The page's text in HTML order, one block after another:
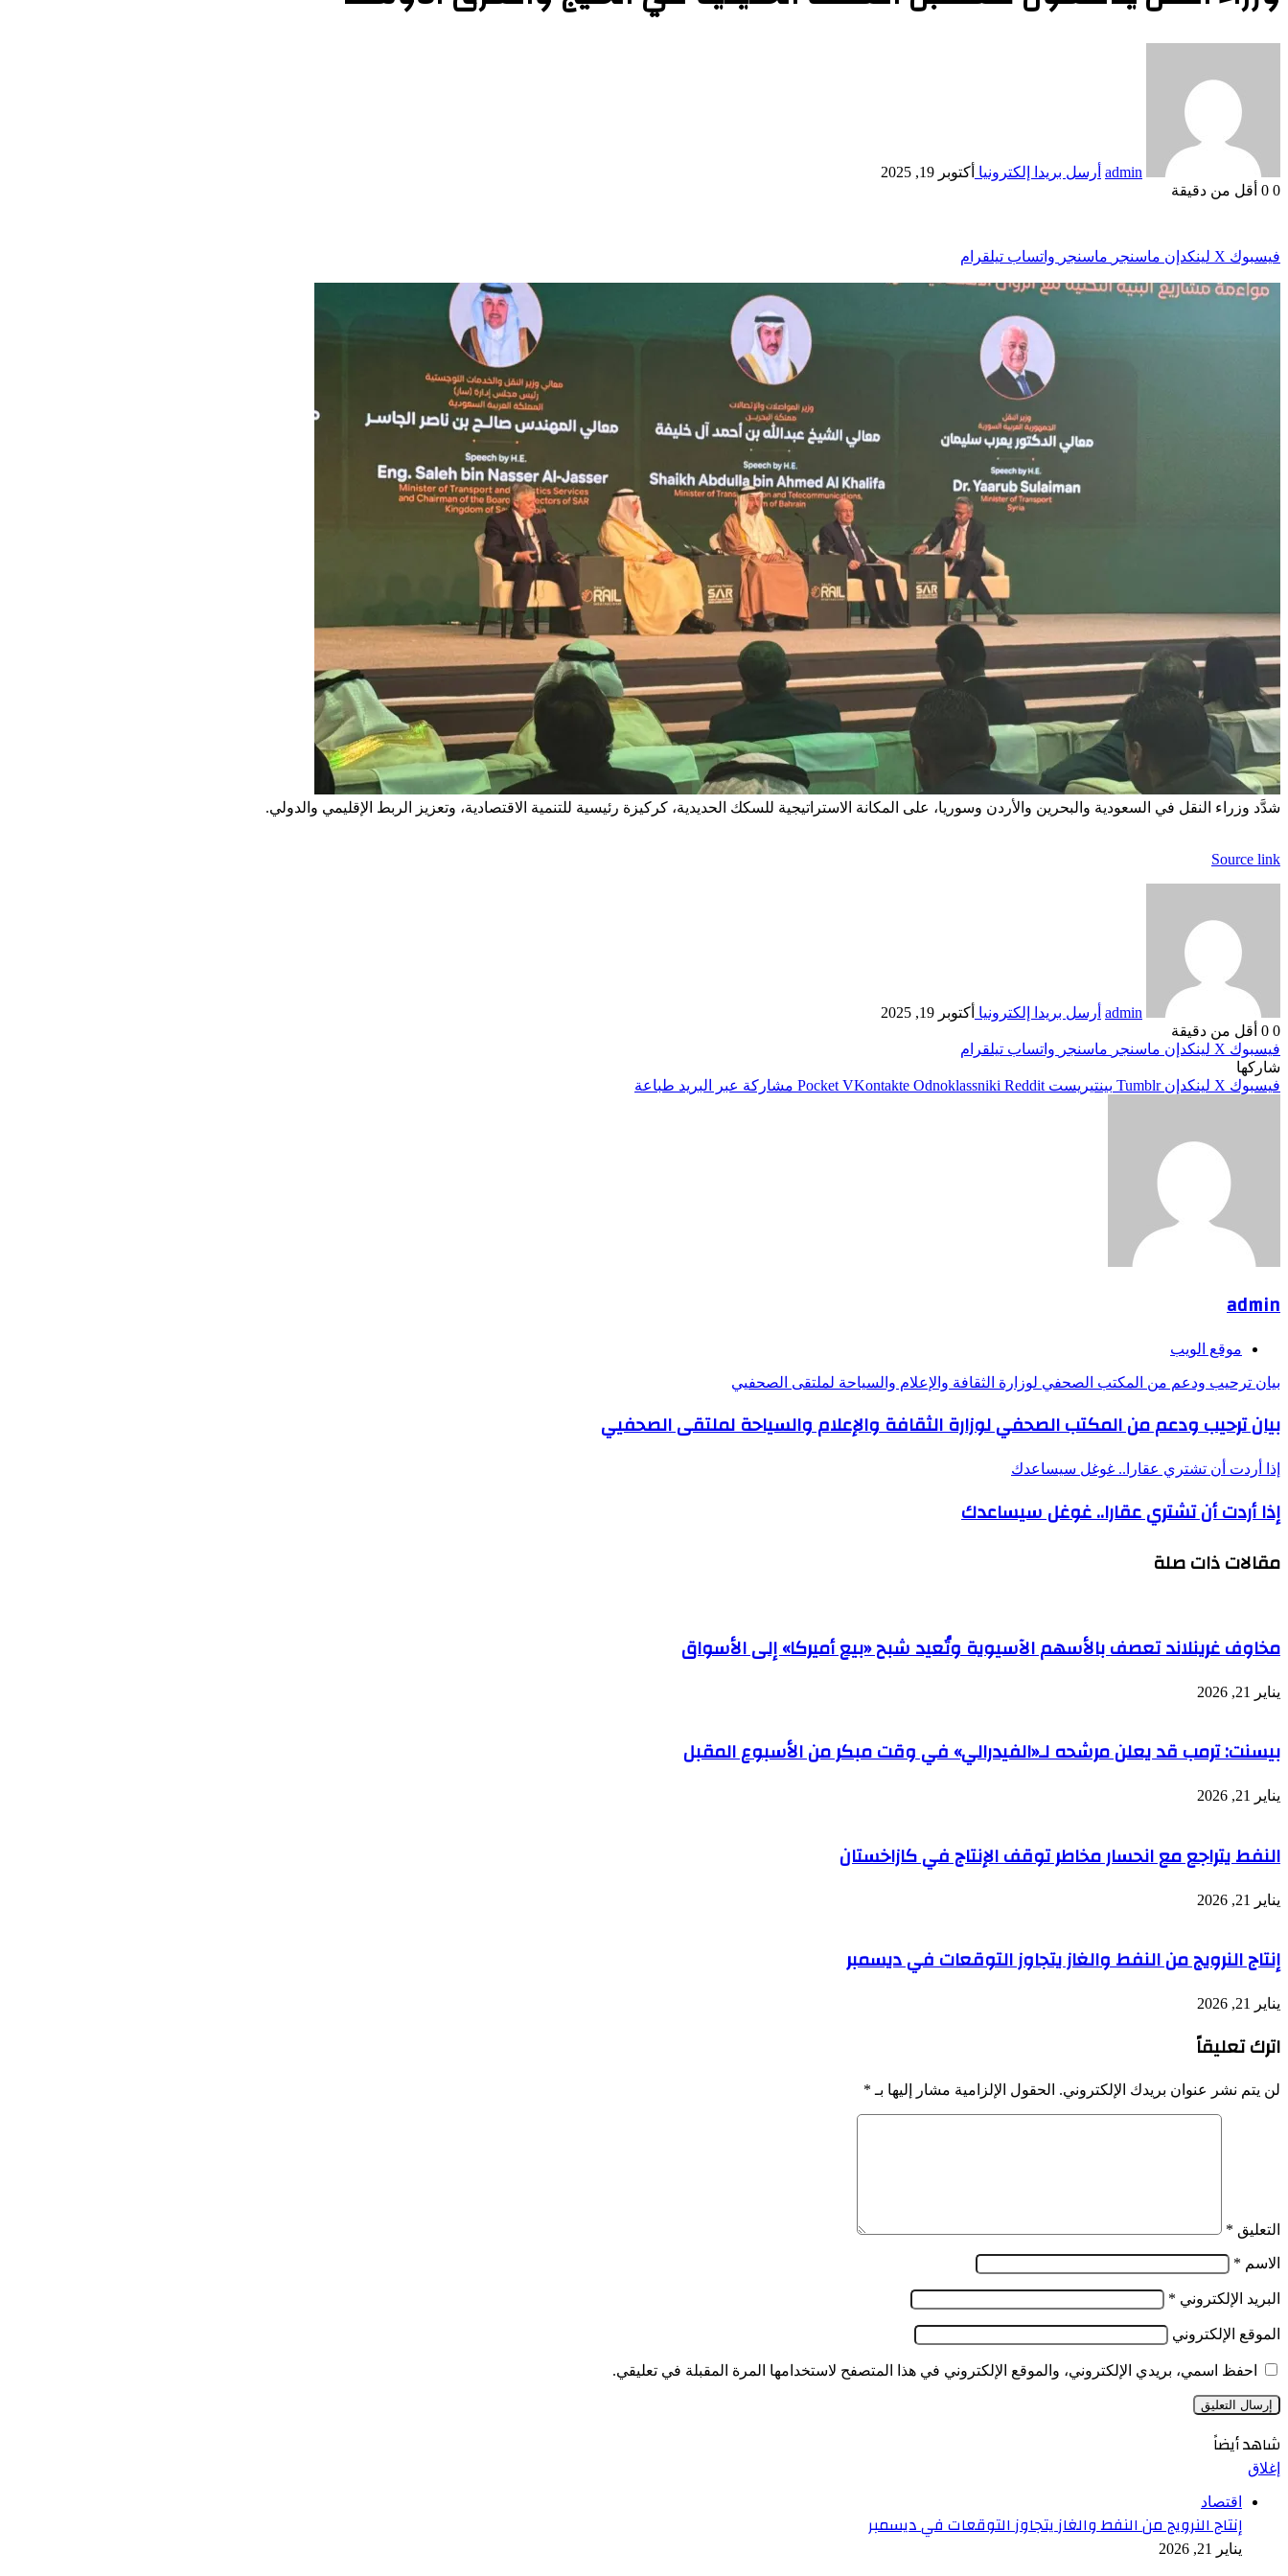
admin أرسل بريدا إلكترونيا أكتوبر 19, 2025
0
أقل من دقيقة
فيسبوك ‫X لينكدإن ماسنجر ماسنجر واتساب تيلقرام
شدَّد وزراء النقل في السعودية والبحرين والأردن وسوريا، على المكانة الاستراتيجية للسكك الحديدية، كركيزة رئيسية للتنمية الاقتصادية، وتعزيز الربط الإقليمي والدولي.
Source link
admin أرسل بريدا إلكترونيا أكتوبر 19, 2025
0
أقل من دقيقة
فيسبوك ‫X لينكدإن ماسنجر ماسنجر واتساب تيلقرام
شاركها
فيسبوك ‫X لينكدإن بينتيريست Odnoklassniki
‫Pocket مشاركة عبر البريد طباعة
admin
موقع الويب
بيان ترحيب ودعم من المكتب الصحفي لوزارة الثقافة والإعلام والسياحة لملتقى الصحفيي
بيان ترحيب ودعم من المكتب الصحفي لوزارة الثقافة والإعلام والسياحة لملتقى الصحفيي
إذا أردت أن تشتري عقارا.. غوغل سيساعدك
إذا أردت أن تشتري عقارا.. غوغل سيساعدك
مقالات ذات صلة
مخاوف غرينلاند تعصف بالأسهم الآسيوية وتُعيد شبح «بيع أميركا» إلى الأسواق
يناير 21, 2026
بيسنت: ترمب قد يعلن مرشحه لـ«الفيدرالي» في وقت مبكر من الأسبوع المقبل
يناير 21, 2026
النفط يتراجع مع انحسار مخاطر توقف الإنتاج في كازاخستان
يناير 21, 2026
إنتاج النرويج من النفط والغاز يتجاوز التوقعات في ديسمبر
يناير 21, 2026
اترك تعليقاً
لن يتم نشر عنوان بريدك الإلكتروني. الحقول الإلزامية مشار إليها بـ *
التعليق *
الاسم *
البريد الإلكتروني *
الموقع الإلكتروني
احفظ اسمي، بريدي الإلكتروني، والموقع الإلكتروني في هذا المتصفح لاستخدامها المرة المقبلة في تعليقي.
شاهد أيضاً
إغلاق
اقتصاد
إنتاج النرويج من النفط والغاز يتجاوز التوقعات في ديسمبر
يناير 21, 2026